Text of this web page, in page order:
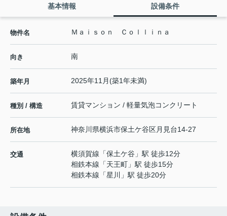
基本情報 設備条件
物件名 Ｍａｉｓｏｎ Ｃｏｌｌｉｎａ
向き 南
築年月 2025年11月(築1年未満)
種別 / 構造 賃貸マンション / 軽量気泡コンクリート
所在地 神奈川県横浜市保土ケ谷区月見台14-27
交通 横須賀線 「保土ケ谷 」駅 徒歩12分
相鉄本線 「天王町 」駅 徒歩15分
相鉄本線 「星川 」駅 徒歩20分